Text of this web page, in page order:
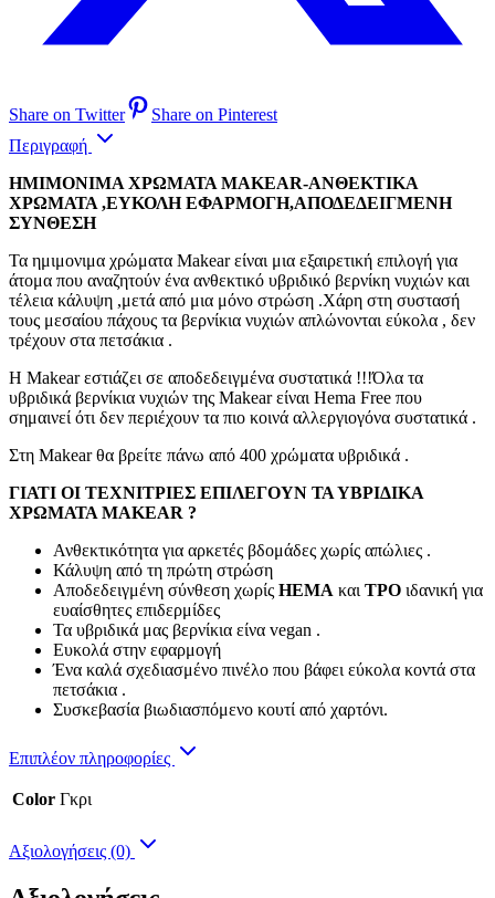
Share on Twitter
Share on Pinterest
Περιγραφή
ΗΜΙΜΟΝΙΜΑ ΧΡΩΜΑΤΑ MAKEAR-ΑΝΘΕΚΤΙΚΑ
ΧΡΩΜΑΤΑ ,ΕΥΚΟΛΗ ΕΦΑΡΜΟΓΗ,ΑΠΟΔΕΔΕΙΓΜΕΝΗ
ΣΥΝΘΕΣΗ
Τα ημιμονιμα χρώματα Makear είναι μια εξαιρετική επιλογή για
άτομα που αναζητούν ένα ανθεκτικό υβριδικό βερνίκη νυχιών και
τέλεια κάλυψη ,μετά από μια μόνο στρώση .Χάρη στη συστασή
τους μεσαίου πάχους τα βερνίκια νυχιών απλώνονται εύκολα , δεν
τρέχουν στα πετσάκια .
Η Makear εστιάζει σε αποδεδειγμένα συστατικά !!!Όλα τα
υβριδικά βερνίκια νυχιών της Makear είναι Hema Free που
σημαινεί ότι δεν περιέχουν τα πιο κοινά αλλεργιογόνα συστατικά .
Στη Makear θα βρείτε πάνω από 400 χρώματα υβριδικά .
ΓΙΑΤΙ ΟΙ ΤΕΧΝΙΤΡΙΕΣ ΕΠΙΛΕΓΟΥΝ ΤΑ ΥΒΡΙΔΙΚΑ
ΧΡΩΜΑΤΑ MAKEAR ?
Ανθεκτικότητα για αρκετές βδομάδες χωρίς απώλιες .
Κάλυψη από τη πρώτη στρώση
Αποδεδειγμένη σύνθεση χωρίς HEMA και TPO ιδανική για
ευαίσθητες επιδερμίδες
Τα υβριδικά μας βερνίκια είνα vegan .
Ευκολά στην εφαρμογή
Ένα καλά σχεδιασμένο πινέλο που βάφει εύκολα κοντά στα
πετσάκια .
Συσκεβασία βιωδιασπόμενο κουτί από χαρτόνι.
Επιπλέον πληροφορίες
Color Γκρι
Αξιολογήσεις (0)